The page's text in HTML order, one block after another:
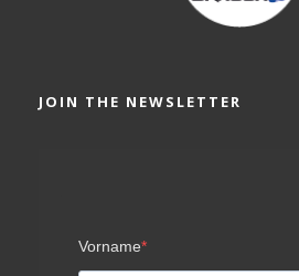
JOIN THE NEWSLETTER